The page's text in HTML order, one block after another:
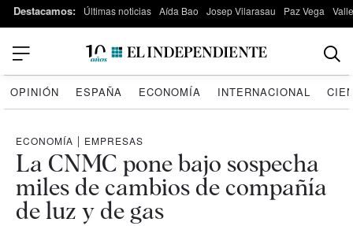
Destacamos: Últimas noticias Aída Bao Josep Vilarasau Paz Vega
OPINIÓN ESPAÑA ECONOMÍA INTERNACIONAL
ECONOMÍA | EMPRESAS
La CNMC pone bajo sospecha
miles de cambios de compañía
de luz y de gas